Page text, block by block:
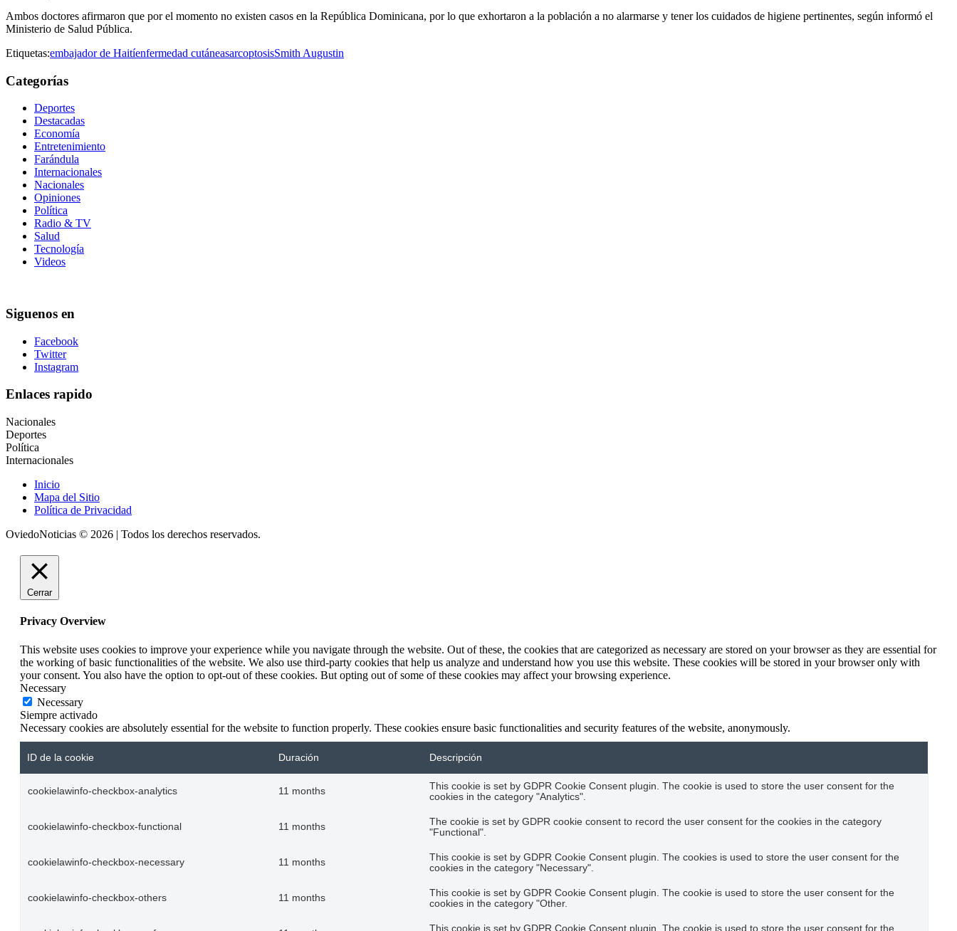
Ambos doctores afirmaron que por el momento no existen casos en la República Dominicana, por lo que exhortaron a la población a no alarmarse y tener los cuidados de higiene pertinentes, según informó el
Ministerio de Salud Pública.
Etiquetas:embajador de Haitíenfermedad cutáneasarcoptosisSmith Augustin
Categorías
Deportes
Destacadas
Economía
Entretenimiento
Farándula
Internacionales
Nacionales
Opiniones
Política
Radio & TV
Salud
Tecnología
Videos
Siguenos en
Facebook
Twitter
Instagram
Enlaces rapido
Nacionales
Deportes
Política
Internacionales
Inicio
Mapa del Sitio
Política de Privacidad
OviedoNoticias © 2026 | Todos los derechos reservados.
Cerrar
Privacy Overview
This website uses cookies to improve your experience while you navigate through the website. Out of these, the cookies that are categorized as necessary are stored on your browser as they are essential for
the working of basic functionalities of the website. We also use third-party cookies that help us analyze and understand how you use this website. These cookies will be stored in your browser only with
your consent. You also have the option to opt-out of these cookies. But opting out of some of these cookies may affect your browsing experience.
Necessary
Necessary
Siempre activado
Necessary cookies are absolutely essential for the website to function properly. These cookies ensure basic functionalities and security features of the website, anonymously.
ID de la cookie Duración Descripción
cookielawinfo-checkbox-analytics 11 months
This cookie is set by GDPR Cookie Consent plugin. The cookie is used to store the user consent for the
cookies in the category "Analytics".
cookielawinfo-checkbox-functional 11 months
The cookie is set by GDPR cookie consent to record the user consent for the cookies in the category
"Functional".
cookielawinfo-checkbox-necessary 11 months
This cookie is set by GDPR Cookie Consent plugin. The cookies is used to store the user consent for the
cookies in the category "Necessary".
cookielawinfo-checkbox-others 11 months
This cookie is set by GDPR Cookie Consent plugin. The cookie is used to store the user consent for the
cookies in the category "Other.
This cookie is set by GDPR Cookie Consent plugin. The cookie is used to store the user consent for the